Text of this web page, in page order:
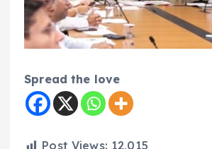
Spread the love
Post Views: 12,015